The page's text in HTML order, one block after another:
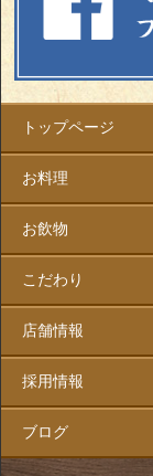
トップページ
お料理
お飲物
こだわり
店舗情報
採用情報
ブログ